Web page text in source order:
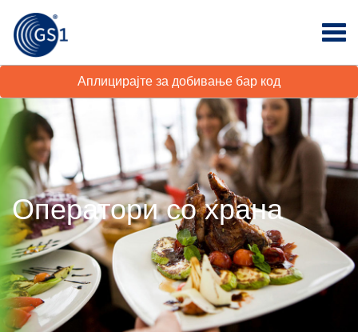
Аплицирајте за добивање бар код
Оператори со храна